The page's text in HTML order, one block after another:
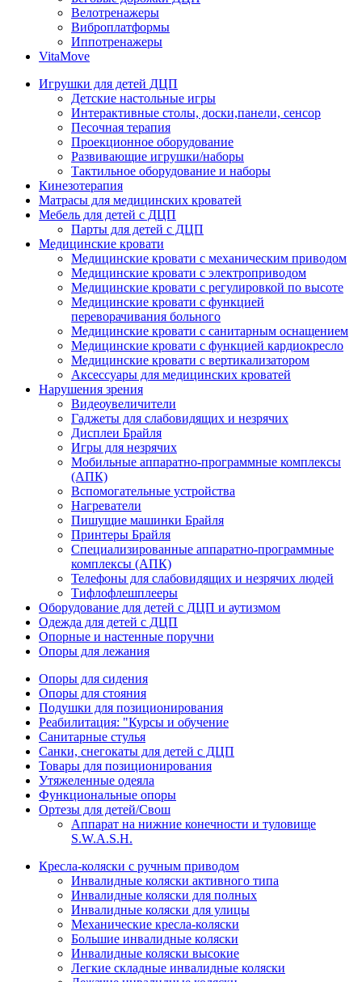
Велотренажеры
Виброплатформы
Иппотренажеры
VitaMove
Игрушки для детей ДЦП
Детские настольные игры
Интерактивные столы, доски,панели, сенсор
Песочная терапия
Проекционное оборудование
Развивающие игрушки/наборы
Тактильное оборудование и наборы
Кинезотерапия
Матрасы для медицинских кроватей
Мебель для детей с ДЦП
Парты для детей с ДЦП
Медицинские кровати
Медицинские кровати с механическим приводом
Медицинские кровати с электроприводом
Медицинские кровати с регулировкой по высоте
Медицинские кровати с функцией
переворачивания больного
Медицинские кровати с санитарным оснащением
Медицинские кровати с функцией кардиокресло
Медицинские кровати с вертикализатором
Аксессуары для медицинских кроватей
Нарушения зрения
Видеоувеличители
Гаджеты для слабовидящих и незрячих
Дисплеи Брайля
Игры для незрячих
Мобильные аппаратно-программные комплексы
(АПК)
Вспомогательные устройства
Нагреватели
Пишущие машинки Брайля
Принтеры Брайля
Специализированные аппаратно-программные
комплексы (АПК)
Телефоны для слабовидящих и незрячих людей
Тифлофлешплееры
Оборудование для детей с ДЦП и аутизмом
Одежда для детей с ДЦП
Опорные и настенные поручни
Опоры для лежания
Опоры для сидения
Опоры для стояния
Подушки для позиционирования
Реабилитация: "Курсы и обучение
Санитарные стулья
Санки, снегокаты для детей с ДЦП
Товары для позиционирования
Утяжеленные одеяла
Функциональные опоры
Ортезы для детей/Свош
Аппарат на нижние конечности и туловище
S.W.A.S.H.
Кресла-коляски с ручным приводом
Инвалидные коляски активного типа
Инвалидные коляски для полных
Инвалидные коляски для улицы
Механические кресла-коляски
Большие инвалидные коляски
Инвалидные коляски высокие
Легкие складные инвалидные коляски